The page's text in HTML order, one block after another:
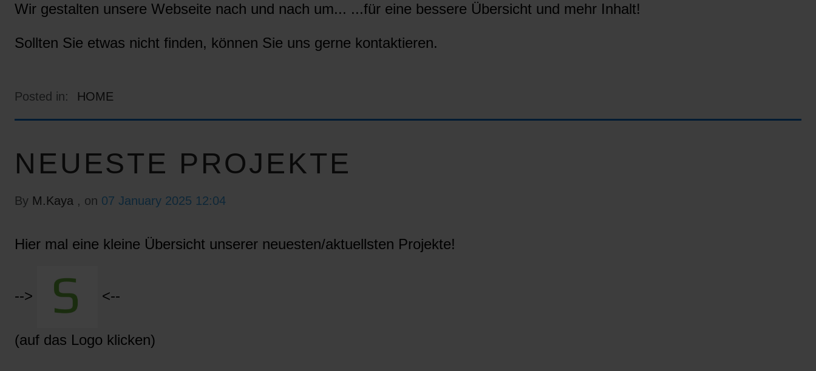
Wir gestalten unsere Webseite nach und nach um... ...für eine bessere Übersicht und mehr Inhalt!
Sollten Sie etwas nicht finden, können Sie uns gerne kontaktieren.
Posted in: HOME
NEUESTE PROJEKTE
By M.Kaya , on 07 January 2025 12:04
Hier mal eine kleine Übersicht unserer neuesten/aktuellsten Projekte!
--> <--
(auf das Logo klicken)